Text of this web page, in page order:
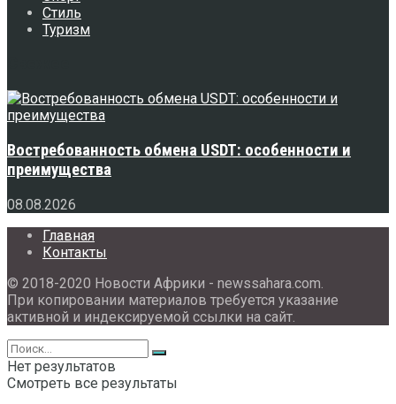
Стиль
Туризм
Востребованность обмена USDT: особенности и
преимущества
08.08.2026
Главная
Контакты
© 2018-2020 Новости Африки - newssahara.com.
При копировании материалов требуется указание
активной и индексируемой ссылки на сайт.
Нет результатов
Смотреть все результаты